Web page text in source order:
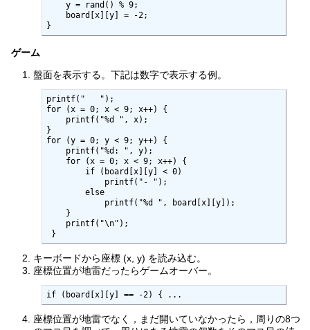
}
ゲーム
盤面を表示する。下記は数字で表示する例。
printf("   ");
for (x = 0; x < 9; x++) {
}
for (y = 0; y < 9; y++) {
}
キーボードから座標 (x, y) を読み込む。
座標位置が地雷だったらゲームオーバー。
if (board[x][y] == -2) { ...
座標位置が地雷でなく，まだ開いていなかったら，周りの8つ